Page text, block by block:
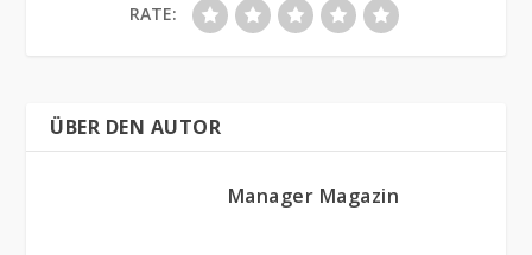
RATE:
ÜBER DEN AUTOR
Manager Magazin